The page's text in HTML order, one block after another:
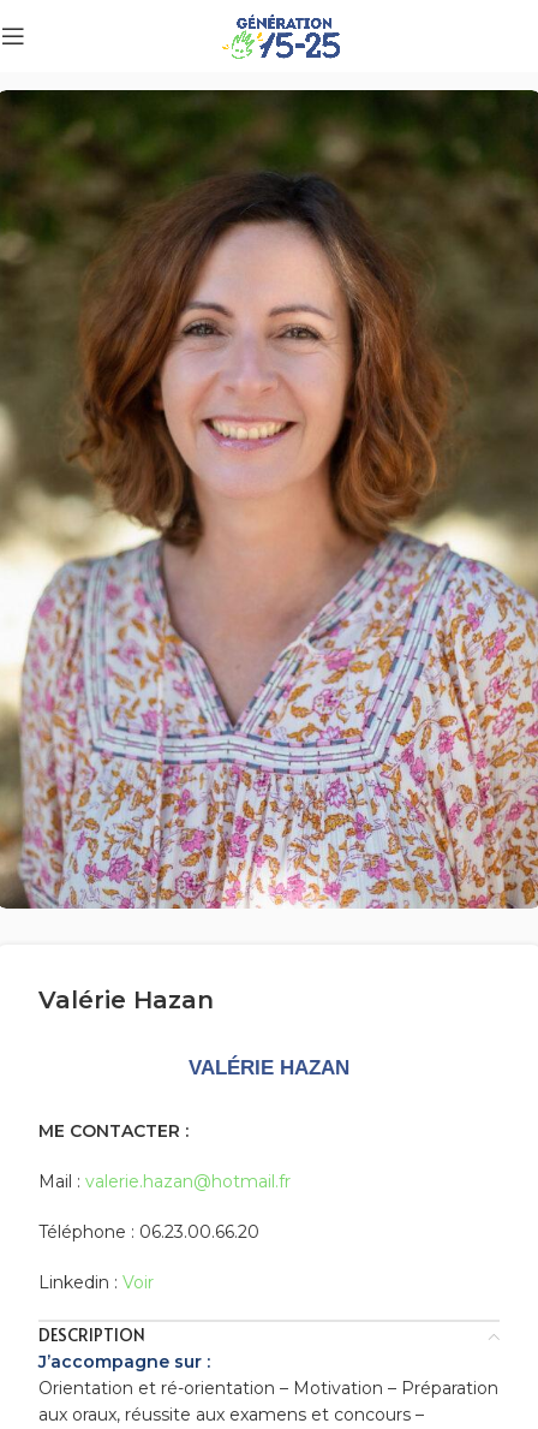
Valérie Hazan
VALÉRIE HAZAN
ME CONTACTER :
Mail : valerie.hazan@hotmail.fr
Téléphone : 06.23.00.66.20
Linkedin : Voir
DESCRIPTION
J’accompagne sur :
Orientation et ré-orientation – Motivation – Préparation
aux oraux, réussite aux examens et concours –